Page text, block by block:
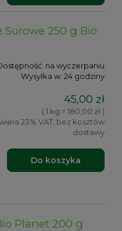
Surowe 250 g Bio
na wyczerpaniu
Wysyłka w: 24 godziny
45,00 zł
( 1 kg = 180,00 zł )
23% VAT, bez kosztów
dostawy
Do koszyka
Planet 200 g